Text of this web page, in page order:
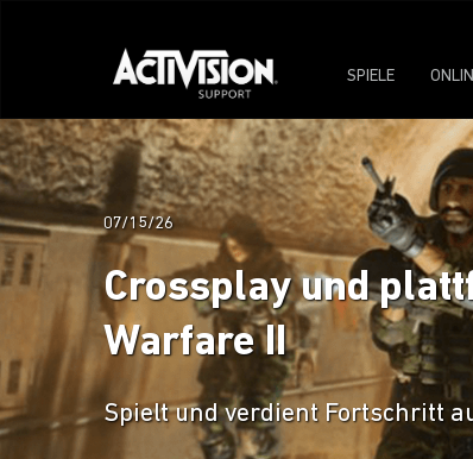
SPIELE
07/15/26
Crossplay und
Warfare II
Spielt und verdient Fortschritt